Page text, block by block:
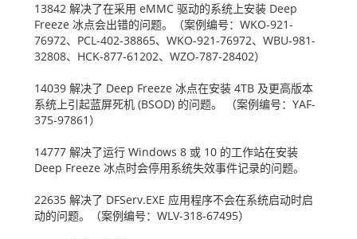
13842 解决了在采用 eMMC 驱动的系统上安装 Deep
Freeze 冰点会出错的问题。（案例编号： WKO-921-
76972、 PCL-402-38865、 WKO-921-76972、 WBU-981-
32808、 HCK-877-61202、 WZO-787-28402）
14039 解决了 Deep Freeze 冰点在安装 4TB 及更高版本
系统上引起蓝屏死机 (BSOD) 的问题。 （案例编号： YAF-
375-97861 ）
14777 解决了运行 Windows 8 或 10 的工作站在安装
Deep Freeze 冰点时会停用系统失效事件记录的问题。
22635 解决了 DFServ.EXE 应用程序不会在系统启动时启
动的问题。（案例编号： WLV-318-67495）